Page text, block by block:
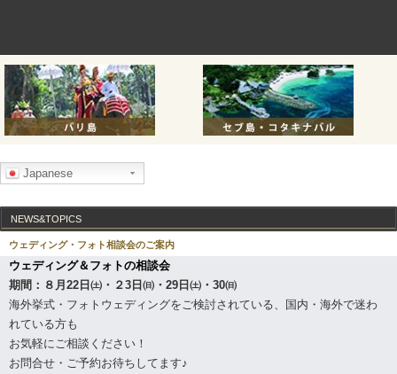
Japanese
NEWS&TOPICS
ウェディング・フォト相談会のご案内
ウェディング＆フォトの相談会
期間： ８月22日㈯・２3日㈰・29日㈯・30㈰
海外挙式・フォトウェディングをご検討されている、国内・海外で迷わ
れている方も
お気軽にご相談ください！
お問合せ・ご予約お待ちしてます♪